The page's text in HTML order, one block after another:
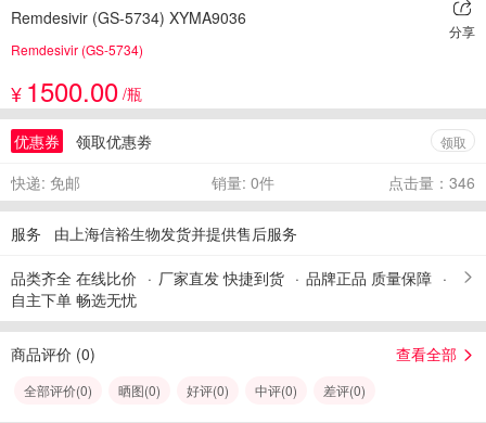
Remdesivir (GS-5734) XYMA9036
分享
Remdesivir (GS-5734)
¥ 1500.00 /瓶
优惠券 领取优惠劵 领取
快递: 免邮 销量: 0件 点击量：346
服务 由上海信裕生物发货并提供售后服务
品类齐全 在线比价 厂家直发 快捷到货
品牌正品 质量保障
自主下单 畅选无忧
商品评价 (0) 查看全部
全部评价(0) 晒图(0) 好评(0) 中评(0) 差评(0)